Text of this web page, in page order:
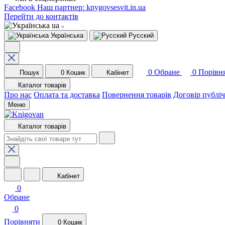
Facebook Наш партнер: knygovsesvit.in.ua
Перейти до контактів
ua
Українська Русский
Пошук 0 Кошик Кабінет 0 Обране 0
Каталог товарів
Про нас Оплата та доставка Повернення товарів Договір
Меню
Каталог товарів
Кабінет
0
Обране
0
Порівняти
0 Кошик